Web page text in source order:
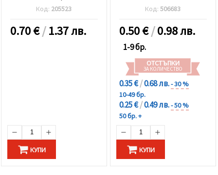
Код: 205523
0.70€/1.37 лв.
КУПИ
Код:506683
0.50€/0.98 лв.
1-9 бр.
ОТСТЪПКИ
ЗА КОЛИЧЕСТВО
0.35 €/0.68 лв.- 30 %
10-49 бр.
0.25 €/0.49 лв.- 50 %
50 бр. +
КУПИ